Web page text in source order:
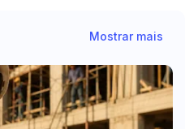
Mostrar mais